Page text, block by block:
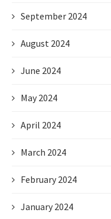
September 2024
August 2024
June 2024
May 2024
April 2024
March 2024
February 2024
January 2024